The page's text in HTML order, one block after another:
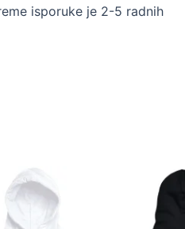
isporuke je 2-5 radnih